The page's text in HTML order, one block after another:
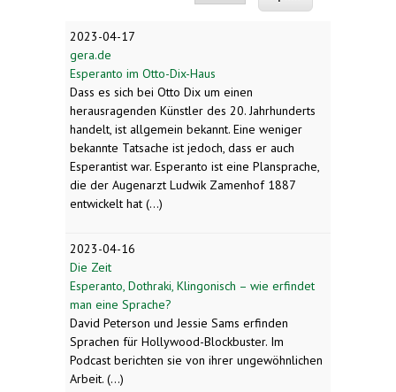
2023-04-17
gera.de
Esperanto im Otto-Dix-Haus
Dass es sich bei Otto Dix um einen
herausragenden Künstler des 20. Jahrhunderts
handelt, ist allgemein bekannt. Eine weniger
bekannte Tatsache ist jedoch, dass er auch
Esperantist war. Esperanto ist eine Plansprache,
die der Augenarzt Ludwik Zamenhof 1887
entwickelt hat (...)
2023-04-16
Die Zeit
Esperanto, Dothraki, Klingonisch – wie erfindet
man eine Sprache?
David Peterson und Jessie Sams erfinden
Sprachen für Hollywood-Blockbuster. Im
Podcast berichten sie von ihrer ungewöhnlichen
Arbeit. (...)